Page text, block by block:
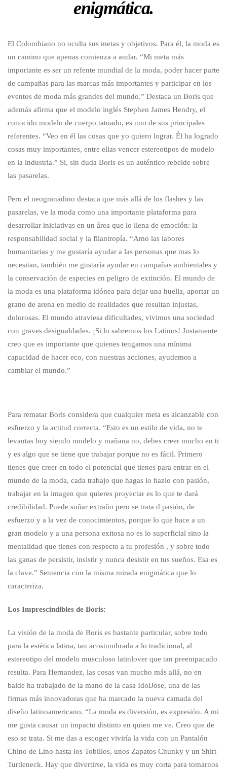
enigmática.
El Colombiano no oculta sus metas y objetivos. Para él, la moda es
un camino que apenas comienza a andar. “Mi meta más
importante es ser un refente mundial de la moda, poder hacer parte
de campañas para las marcas más importantes y participar en los
eventos de moda más grandes del mundo.” Destaca un Boris que
además afirma que el modelo inglés Stephen James Hendry, el
conocido modelo de cuerpo tatuado, es uno de sus principales
referentes. “Veo en él las cosas que yo quiero lograr. Él ha logrado
cosas muy importantes, entre ellas vencer estereotipos de modelo
en la industria.” Si, sin duda Boris es un auténtico rebelde sobre
las pasarelas.
Pero el neogranadino destaca que más allá de los flashes y las
pasarelas, ve la moda como una importante plataforma para
desarrollar iniciativas en un área que lo llena de emoción: la
responsabilidad social y la filantropía. “Amo las labores
humanitarias y me gustaría ayudar a las personas que mas lo
necesitan, también me gustaría ayudar en campañas ambientales y
la conservación de especies en peligro de extinción. El mundo de
la moda es una plataforma idónea para dejar una huella, aportar un
grano de arena en medio de realidades que resultan injustas,
dolorosas. El mundo atraviesa dificultades, vivimos una sociedad
con graves desigualdades. ¡Si lo sabremos los Latinos! Justamente
creo que es importante que quienes tengamos una mínima
capacidad de hacer eco, con nuestras acciones, ayudemos a
cambiar el mundo.”
Para rematar Boris considera que cualquier meta es alcanzable con
esfuerzo y la actitud correcta. “Esto es un estilo de vida, no te
levantas hoy siendo modelo y mañana no, debes creer mucho en ti
y es algo que se tiene que trabajar porque no es fácil. Primero
tienes que creer en todo el potencial que tienes para entrar en el
mundo de la moda, cada trabajo que hagas lo hazlo con pasión,
trabajar en la imagen que quieres proyectar es lo que te dará
credibilidad. Puede soñar extraño pero se trata d pasión, de
esfuerzo y a la vez de conocimientos, porque lo que hace a un
gran modelo y a una persona exitosa no es lo superficial sino la
mentalidad que tienes con respecto a tu profesión , y sobre todo
las ganas de persistir, insistir y nunca desistir en tus sueños. Esa es
la clave.” Sentencia con la misma mirada enigmática que lo
caracteriza.
Los Imprescindibles de Boris:
La visión de la moda de Boris es bastante particular, sobre todo
para la estética latina, tan acostumbrada a lo tradicional, al
estereotipo del modelo musculoso latinlover que tan preempacado
resulta. Para Hernandez, las cosas van mucho más allá, no en
balde ha trabajado de la mano de la casa IdolJose, una de las
firmas más innovadoras que ha marcado la nueva camada del
diseño latinoamericano. “La moda es diversión, es expresión. A mi
me gusta causar un impacto distinto en quien me ve. Creo que de
eso se trata. Si me das a escoger viviría la vida con un Pantalón
Chino de Lino hasta los Tobillos, unos Zapatos Chunky y un Shirt
Turtleneck. Hay que divertirse, la vida es muy corta para tomarnos